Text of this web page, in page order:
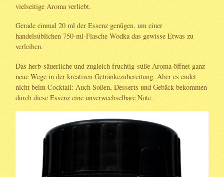
vielseitige Aroma verliebt.
Gerade einmal 20 ml der Essenz genügen, um einer
handelsüblichen 750-ml-Flasche Wodka das gewisse Etwas zu
verleihen.
Das herb-säuerliche und zugleich fruchtig-süße Aroma öffnet ganz
neue Wege in der kreativen Getränkezubereitung. Aber es endet
nicht beim Cocktail: Auch Soßen, Desserts und Gebäck bekommen
durch diese Essenz eine unverwechselbare Note.